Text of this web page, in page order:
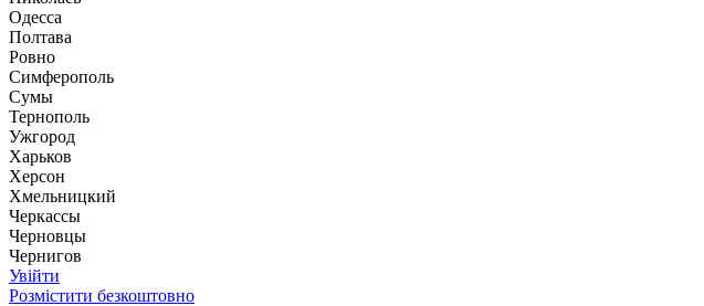
Одесса
Полтава
Ровно
Симферополь
Сумы
Тернополь
Ужгород
Харьков
Херсон
Хмельницкий
Черкассы
Чернoвцы
Чернигов
Увійти
Розмістити безкоштовно